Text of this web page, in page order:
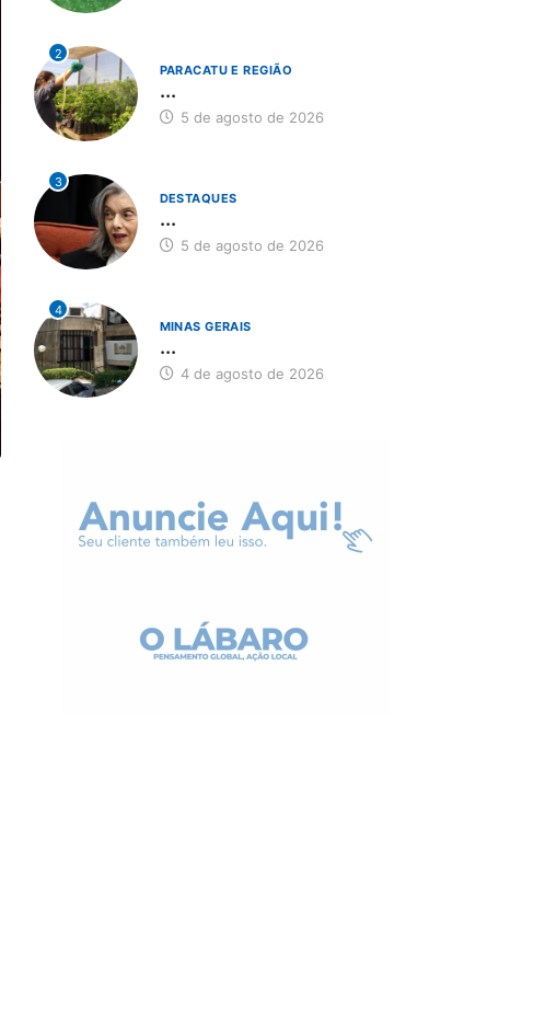
2
PARACATU E REGIÃO
...
5 de agosto de 2026
3
DESTAQUES
...
5 de agosto de 2026
4
MINAS GERAIS
...
4 de agosto de 2026